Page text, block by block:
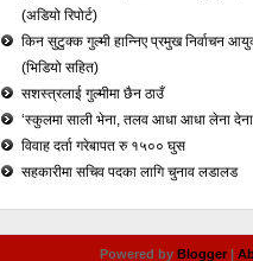
(अडियो रिपोर्ट)
किन सुटुक्क गुल्मी हान्निए प्रमुख निर्वाचन
(भिडियो सहित)
सशस्त्रलाई गुल्मीमा छैन ठाउँ
‘स्कुलमा साली भेना, तलव आधा आधा लेना
विवाह दर्ता गरेबापत रु १५०० घुस
सहकारीमा सचिव पदका लागि चुनाव लडालड
Powered by Blogger |